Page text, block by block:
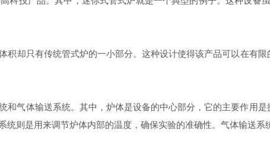
积却只有传统管式炉的一小部分。这种设计使得该产品可以在有
气体输送系统。其中，炉体是设备的中心部分，它的主要作用是
则是用来调节炉体内部的温度，确保实验的准确性。气体输送系